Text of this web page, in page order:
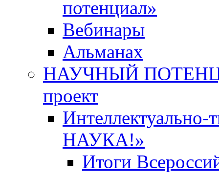
потенциал»
Вебинары
Альманах
НАУЧНЫЙ
проект
НАУКА!»
Итоги